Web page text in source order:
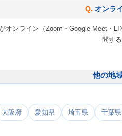
オンラ
オンライン（Zoom・Google Meet・
問す
他の地
大阪府 愛知県 埼玉県 千葉県